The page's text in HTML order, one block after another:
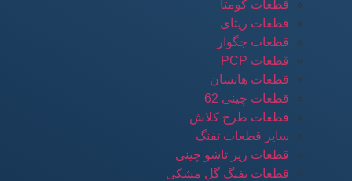
قطعات کومتا
قطعات ریتای
قطعات جگوار
قطعات PCP
قطعات هاتسان
قطعات چینی 62
قطعات طرح کلاش
سایر قطعات تفنگ
قطعات زیر تاشو چینی
قطعات تفنگ گل مشکی